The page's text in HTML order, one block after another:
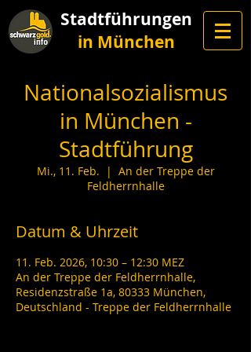
Stadtführungen
in München
Nationalsozialismus
in München -
Stadtführung
Mi., 11. Feb.
  |
An der Treppe der
Feldherrnhalle
Datum & Uhrzeit
11. Feb. 2026, 10:30 – 12:30 MEZ
An der Treppe der Feldherrnhalle,
Residenzstraße 1a, 80333 München,
Deutschland - Treppe der Feldherrnhalle